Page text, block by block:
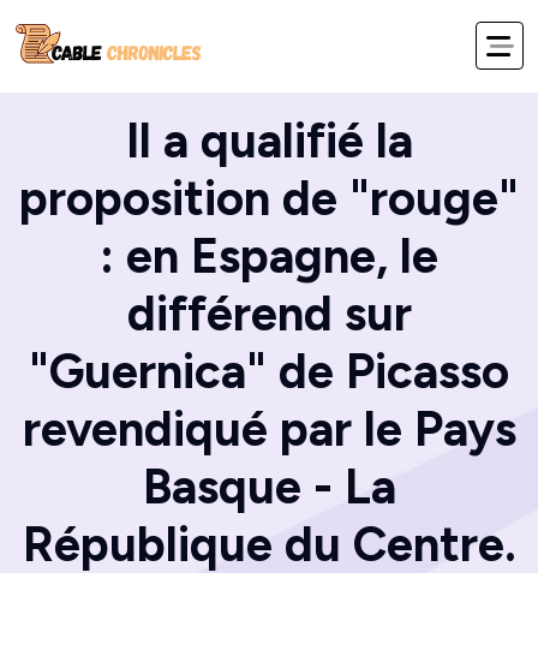
Il a qualifié la
proposition de "rouge"
: en Espagne, le
différend sur
"Guernica" de Picasso
revendiqué par le Pays
Basque - La
République du Centre.